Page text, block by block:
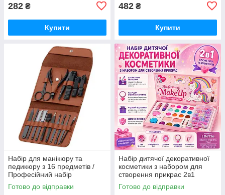
282 ₴
Купити
482 ₴
Купити
Набір для манікюру та
педикюру з 16 предметів /
Професійний набір
інструментів 16 в 1 з
нержавіючої сталі у футлярі
Готово до відправки
Набір дитячої декоративної
косметики з набором для
створення прикрас 2в1
MakeUp Набір для дівчаток
FW-74
Готово до відправки